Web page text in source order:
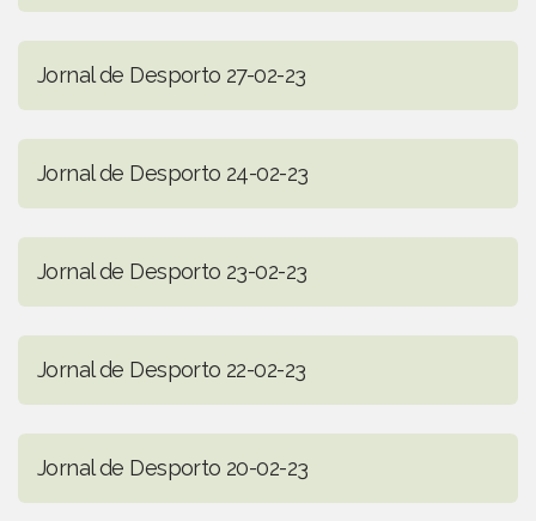
Jornal de Desporto 27-02-23
Jornal de Desporto 24-02-23
Jornal de Desporto 23-02-23
Jornal de Desporto 22-02-23
Jornal de Desporto 20-02-23